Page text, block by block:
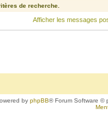
de recherche.
Afficher les messages
byphpBB® Forum Software ©